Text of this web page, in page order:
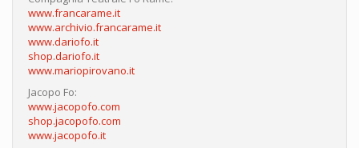
www.francarame.it
www.archivio.francarame.it
www.dariofo.it
shop.dariofo.it
www.mariopirovano.it
Jacopo Fo:
www.jacopofo.com
shop.jacopofo.com
www.jacopofo.it